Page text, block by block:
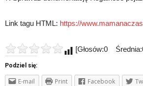
Link tagu HTML: https://
[Głosów:0
Podziel się:
E-mail Print Facebook